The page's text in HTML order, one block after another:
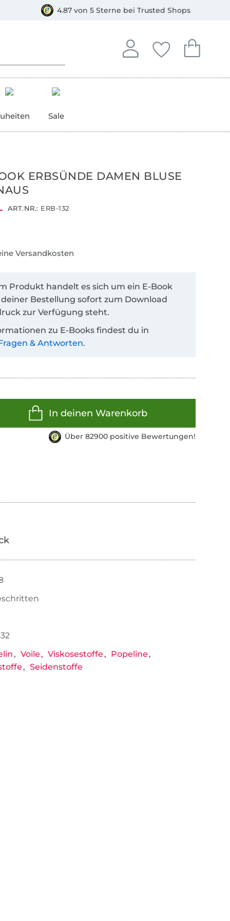
4.87 von 5 Sterne bei Trusted Shops
Anmelden
In deinem Konto
Deine
Du hast keine
Dein
Du hast
Sale
ERBSÜNDE DAMEN BLUSE
ART.NR.: ERB-132
Versandkosten
Produkt handelt es sich um ein E-Book
Bestellung sofort zum Download
zur Verfügung steht.
zu E-Books findest du in
& Antworten.
In deinen Warenkorb
Über 82900 positive Bewertungen!
Voile Viskosestoffe
Popeline
Seidenstoffe